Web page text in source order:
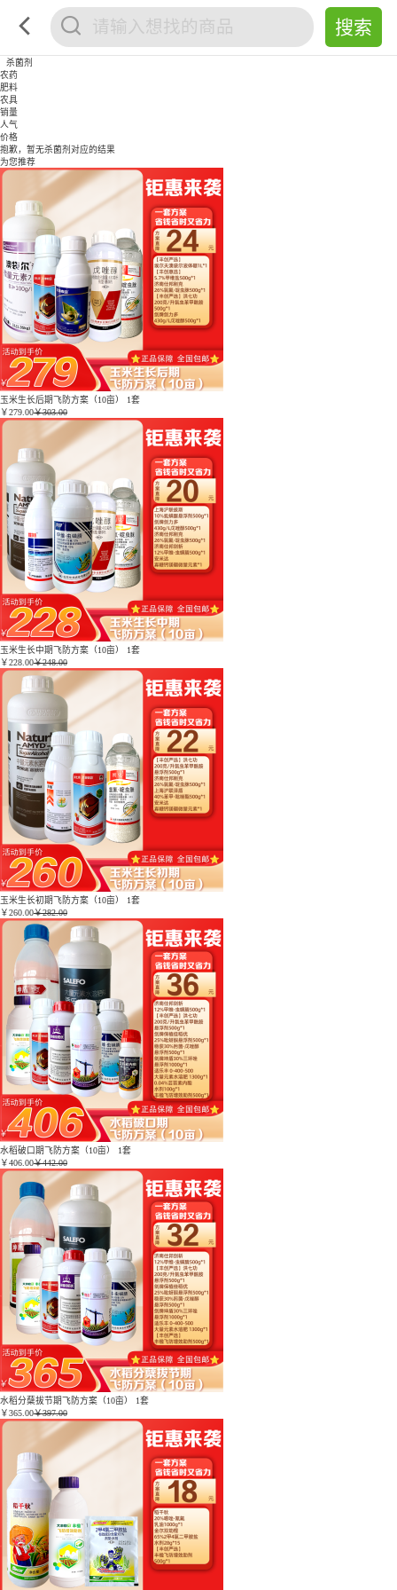
杀菌剂
农药
肥料
农具
销量
人气
价格
抱歉，暂无杀菌剂对应的结果
为您推荐
玉米生长后期飞防方案（10亩） 1套
￥279.00￥303.00
玉米生长中期飞防方案（10亩） 1套
￥228.00￥248.00
玉米生长初期飞防方案（10亩） 1套
￥260.00￥282.00
水稻破口期飞防方案（10亩） 1套
￥406.00￥442.00
水稻分蘖拔节期飞防方案（10亩） 1套
￥365.00￥397.00